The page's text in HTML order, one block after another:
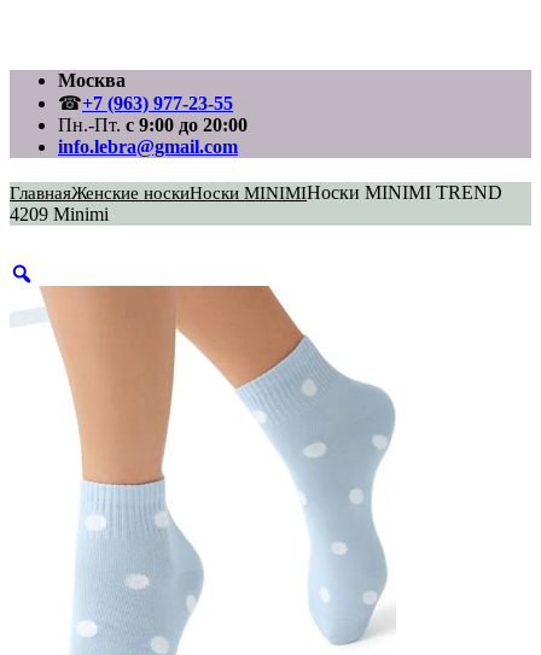
Перейти
содержимому
Москва
☎+7 (963) 977-23-55
Пн.-Пт. с 9:00 до 20:00
info.lebra@gmail.com
ГлавнаяЖенские носкиНоски MINIMIНоски MINIMI TREND
4209 Minimi